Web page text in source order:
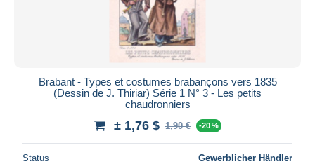
Brabant - Types et costumes brabançons vers 1835
(Dessin de J. Thiriar) Série 1 N° 3 - Les petits
chaudronniers
± 1,76 $ 1,90 € -20 %
Status Gewerblicher Händler